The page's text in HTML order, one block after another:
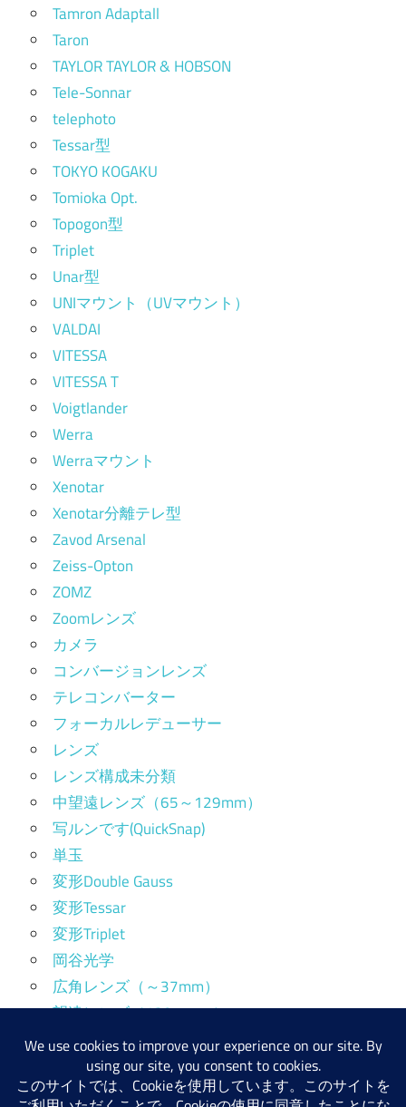
Tamron Adaptall
Taron
TAYLOR TAYLOR & HOBSON
Tele-Sonnar
telephoto
Tessar型
TOKYO KOGAKU
Tomioka Opt.
Topogon型
Triplet
Unar型
UNIマウント（UVマウント）
VALDAI
VITESSA
VITESSA T
Voigtlander
Werra
Werraマウント
Xenotar
Xenotar分離テレ型
Zavod Arsenal
Zeiss-Opton
ZOMZ
Zoomレンズ
カメラ
コンバージョンレンズ
テレコンバーター
フォーカルレデューサー
レンズ
レンズ構成未分類
中望遠レンズ（65～129mm）
写ルンです(QuickSnap)
単玉
変形Double Gauss
変形Tessar
変形Triplet
岡谷光学
広角レンズ（～37mm）
望遠レンズ（130mm～）
標準レンズ（38～64mm）
産業用レンズ